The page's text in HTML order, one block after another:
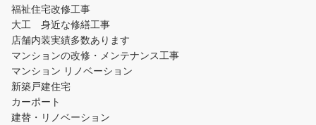
福祉住宅改修工事
大工 身近な修繕工事
店舗内装実績多数あります
マンションの改修・メンテナンス工事
マンション リノベーション
新築戸建住宅
カーポート
建替・リノベーション